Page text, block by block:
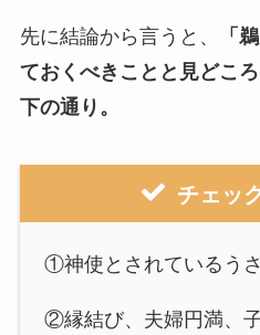
先に結論から言うと、
「
ておくべきことと見どこ
下の通り。
チェッ
①神使とされているう
②縁結び、夫婦円満、